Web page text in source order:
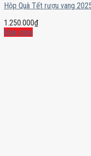
Hộp Quà Tết rượu vang
1.250.000₫
Mua ngay